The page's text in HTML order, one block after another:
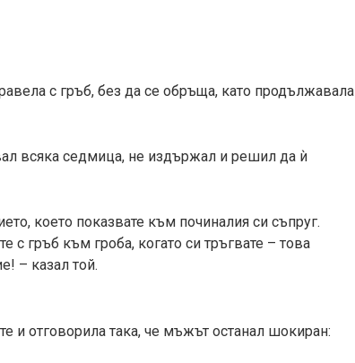
с гръб, без да се обръща, като продължавала
всяка седмица, не издържал и решил да ѝ
което показвате към починалия си съпруг.
с гръб към гроба, когато си тръгвате – това
– казал той.
и отговорила така, че мъжът останал шокиран: